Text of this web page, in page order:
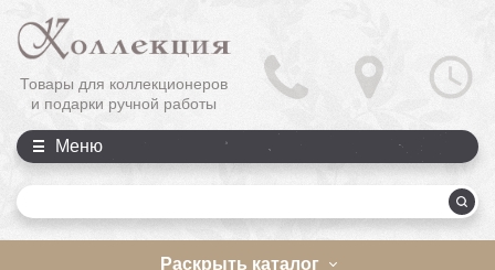
Товары для коллекционеров
и подарки ручной работы
Меню
Раскрыть каталог